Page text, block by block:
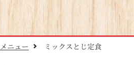
メニュー ミックスとじ定食